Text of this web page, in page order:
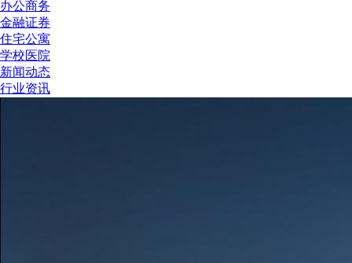
办公商务
金融证券
住宅公寓
学校医院
新闻动态
行业资讯